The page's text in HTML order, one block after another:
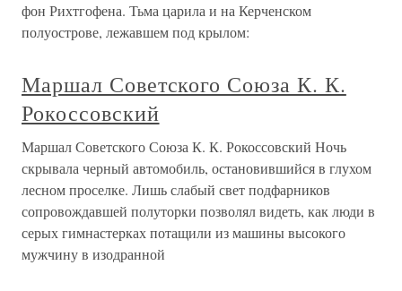
фон Рихтгофена. Тьма царила и на Керченском
полуострове, лежавшем под крылом:
Маршал Советского Союза К. К.
Рокоссовский
Маршал Советского Союза К. К. Рокоссовский Ночь
скрывала черный автомобиль, остановившийся в глухом
лесном проселке. Лишь слабый свет подфарников
сопровождавшей полуторки позволял видеть, как люди в
серых гимнастерках потащили из машины высокого
мужчину в изодранной